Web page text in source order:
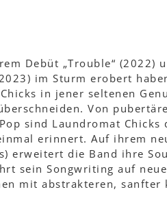
Debüt „Trouble“ (2022)
im Sturm erobert
in jener seltenen
Von
sind Laundromat Chicks
erinnert. Auf ihrem
erweitert die Band ihre
sein Songwriting auf
mit abstrakteren, sanfter